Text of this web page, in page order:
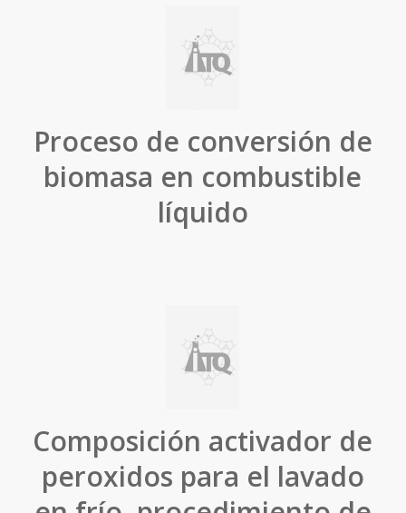
Proceso de conversión de
biomasa en combustible
líquido
Composición activador de
peroxidos para el lavado